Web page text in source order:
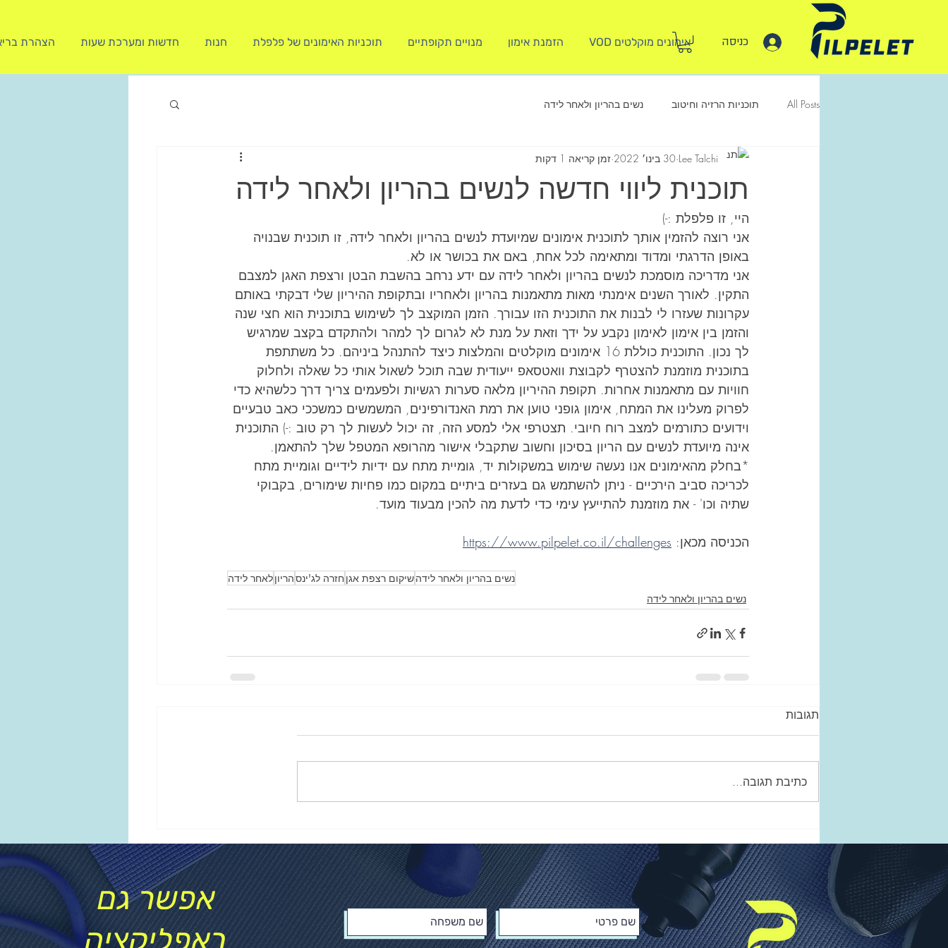
היי, אני לי אימונים מוקלטים VOD הזמנת אימון מנויים תקופתיים תוכניות האימונים של פלפלת חנות חדשות ומערכת שעות הצהרת כניסה
All Posts תוכניות הרזיה וחיטוב נשים בהריון ולאחר לידה
תוכנית ליווי חדשה לנשים בהריון ולאחר לידה
Lee Talchi 30 בינו׳ 2022 זמן קריאה 1 דקות
היי, זו פלפלת :-)
אני רוצה להזמין אותך לתוכנית אימונים שמיועדת לנשים בהריון ולאחר לידה, זו תוכנית שבנויה
באופן הדרגתי ומדוד ומתאימה לכל אחת, באם את בכושר או לא.
אני מדריכה מוסמכת לנשים בהריון ולאחר לידה עם ידע נרחב בהשבת הבטן ורצפת האגן למצבם
התקין. לאורך השנים אימנתי מאות מתאמנות בהריון ולאחריו ובתקופת ההיריון שלי דבקתי באותם
עקרונות שעזרו לי לבנות את התוכנית הזו עבורך. הזמן המוקצב לך לשימוש בתוכנית הוא חצי שנה
והזמן בין אימון לאימון נקבע על ידך וזאת על מנת לא לגרום לך למהר ולהתקדם בקצב שמרגיש
לך נכון. התוכנית כוללת 16 אימונים מוקלטים והמלצות כיצד להתנהל ביניהם. כל משתתפת
בתוכנית מוזמנת להצטרף לקבוצת וואטסאפ ייעודית שבה תוכל לשאול אותי כל שאלה ולחלוק
חוויות עם מתאמנות אחרות. תקופת ההיריון מלאה סערות רגשיות ולפעמים צריך דרך כלשהיא כדי
לפרוק מעלינו את המתח, אימון גופני טוען את רמת האנדורפינים, המשמשים כמשככי כאב טבעיים
וידועים כתורמים למצב רוח חיובי. תצטרפי אלי למסע הזה, זה יכול לעשות לך רק טוב :-) התוכנית
אינה מיועדת לנשים עם הריון בסיכון וחשוב שתקבלי אישור מהרופא המטפל שלך להתאמן.
*בחלק מהאימונים אנו נעשה שימוש במשקולות יד, גומיית מתח עם ידיות לידיים וגומיית מתח
לכריכה סביב הירכיים - ניתן להשתמש גם בעזרים ביתיים במקום כמו פחיות שימורים, בקבוקי
שתיה וכו' - את מוזמנת להתייעץ עימי כדי לדעת מה להכין מבעוד מועד.
הכניסה מכאן: https://www.pilpelet.co.il/challenges
נשים בהריון ולאחר לידהשיקום רצפת אגן חזרה לג'ינסהריוןלאחר לידה
נשים בהריון ולאחר לידה
תגובות
כתיבת תגובה...
אפשר גם
באפליקציה